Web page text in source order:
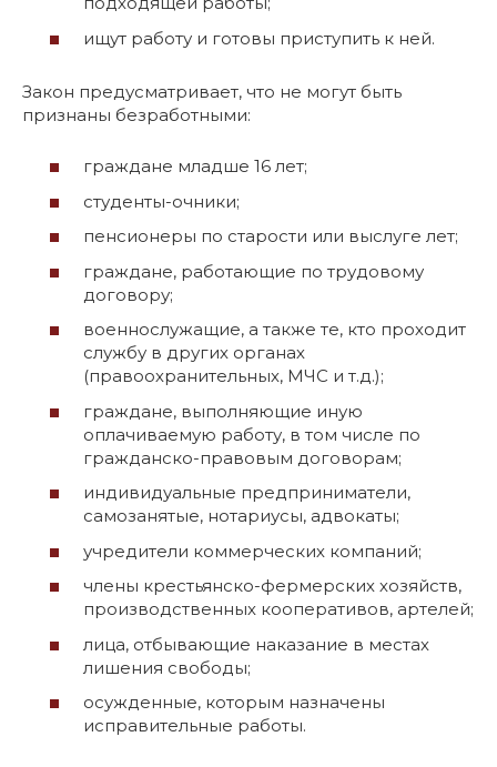
ищут работу и готовы приступить к ней.
Закон предусматривает, что не могут быть
признаны безработными:
граждане младше 16 лет;
студенты-очники;
пенсионеры по старости или выслуге лет;
граждане, работающие по трудовому
договору;
военнослужащие, а также те, кто проходит
службу в других органах
(правоохранительных, МЧС и т.д.);
граждане, выполняющие иную
оплачиваемую работу, в том числе по
гражданско-правовым договорам;
индивидуальные предприниматели,
самозанятые, нотариусы, адвокаты;
учредители коммерческих компаний;
члены крестьянско-фермерских хозяйств,
производственных кооперативов, артелей;
лица, отбывающие наказание в местах
лишения свободы;
осужденные, которым назначены
исправительные работы.